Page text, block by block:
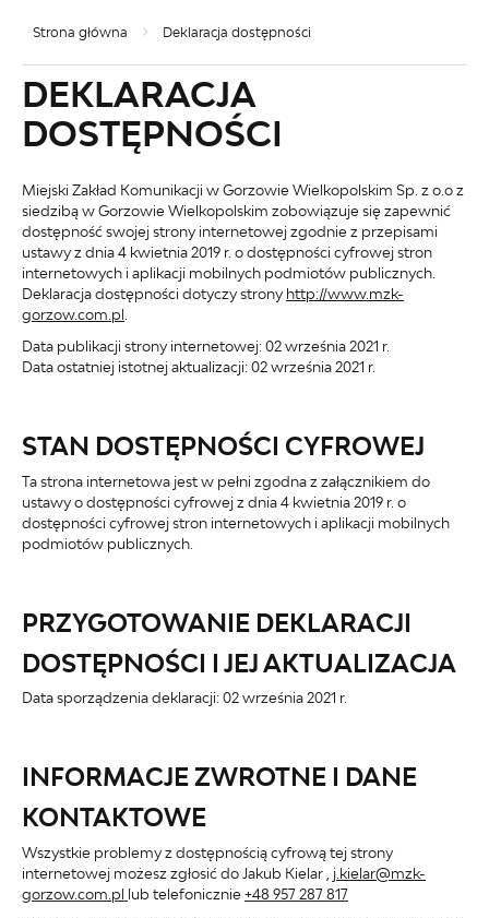
Strona główna Deklaracja dostępności
DEKLARACJA
DOSTĘPNOŚCI
Miejski Zakład Komunikacji w Gorzowie Wielkopolskim Sp. z o.o z
siedzibą w Gorzowie Wielkopolskim zobowiązuje się zapewnić
dostępność swojejstrony internetowejzgodnie z przepisami
ustawy z dnia 4 kwietnia 2019 r. o dostępności cyfrowej stron
internetowych i aplikacji mobilnych podmiotów publicznych.
Deklaracja dostępności dotyczy strony http://www.mzk-
gorzow.com.pl
Data publikacji strony internetowej:02 września 2021 r.
Data ostatniej istotnej aktualizacji:02 września 2021 r.
STAN DOSTĘPNOŚCI CYFROWEJ
Ta strona internetowa jest w pełni zgodna z załącznikiem do
ustawy o dostępności cyfrowej z dnia 4 kwietnia 2019 r. o
dostępności cyfrowej stron internetowych i aplikacji mobilnych
podmiotów publicznych.
PRZYGOTOWANIE DEKLARACJI
DOSTĘPNOŚCI I JEJ AKTUALIZACJA
Data sporządzenia deklaracji:02 września 2021 r.
INFORMACJE ZWROTNE I DANE
KONTAKTOWE
Wszystkie problemy z dostępnością cyfrową tej strony
internetowej możesz zgłosić doJakub Kielar
j.kielar@mzk-
gorzow.com.pl lub telefonicznie+48 957 287 817